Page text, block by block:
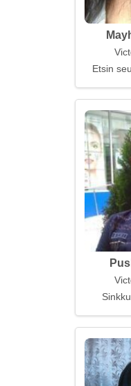
Etsin